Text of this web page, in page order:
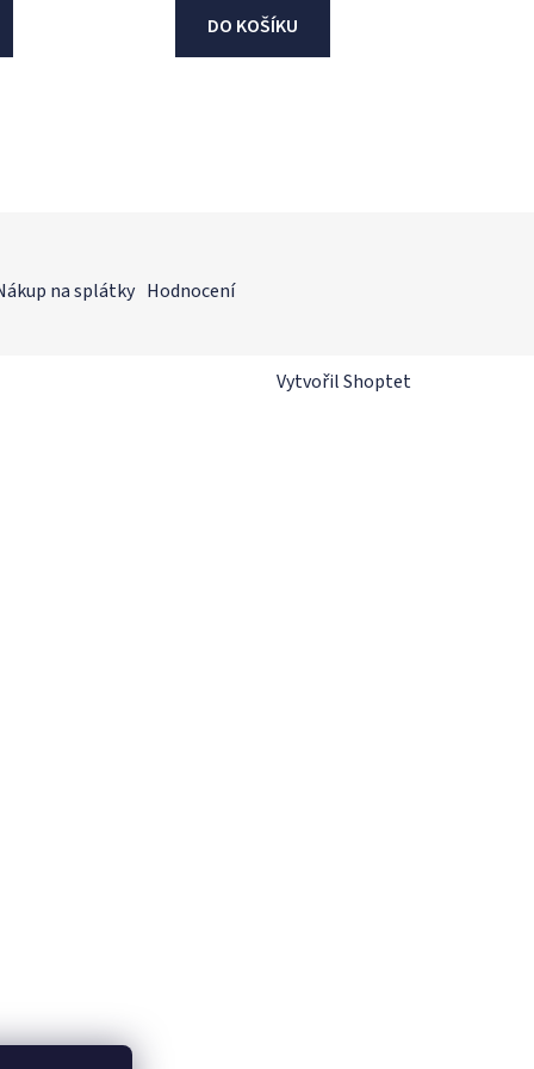
DO KOŠÍKU
na splátky Hodnocení
Vytvořil Shoptet